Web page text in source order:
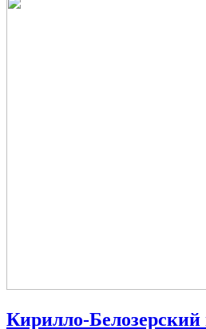
Кирилло-Белозерский